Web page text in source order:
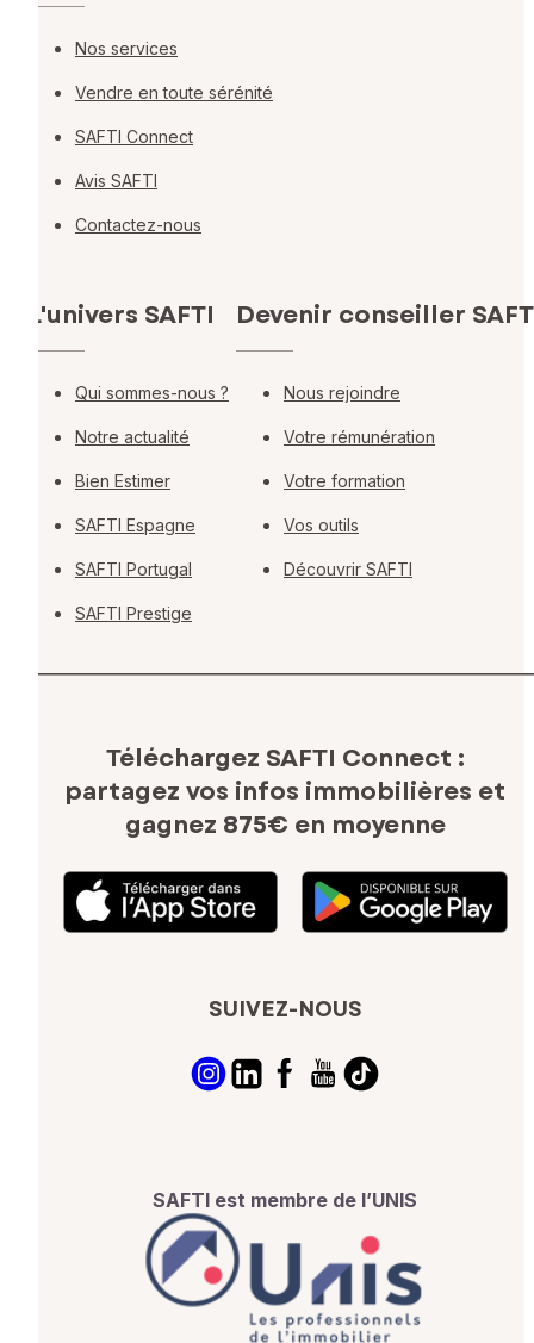
Nos services
Vendre en toute sérénité
SAFTI Connect
Avis SAFTI
Contactez-nous
L'univers SAFTI
Qui sommes-nous ?
Notre actualité
Bien Estimer
SAFTI Espagne
SAFTI Portugal
SAFTI Prestige
Devenir conseiller
Nous rejoindre
Votre rémunération
Votre formation
Vos outils
Découvrir SAFTI
Téléchargez SAFTI Connect :
partagez vos infos immobilières et
gagnez 875€ en moyenne
SUIVEZ-NOUS
SAFTI est membre de l’UNIS